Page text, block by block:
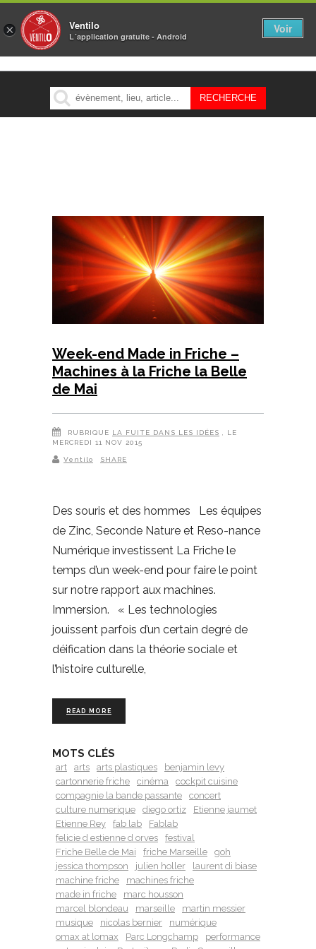
MENU
Week-end Made in Friche –
Machines à la Friche la Belle
de Mai
RUBRIQUE LA FUITE DANS LES IDÉES
, LE
MERCREDI 11 NOV 2015
Ventilo SHARE
Des souris et des hommes Les équipes
de Zinc, Seconde Nature et Reso-nance
Numérique investissent La Friche le
temps d’un week-end pour faire le point
sur notre rapport aux machines.
Immersion. « Les technologies
jouissent parfois d’un certain degré de
déification dans la théorie sociale et
l’histoire culturelle,
READ MORE
MOTS CLÉS
art arts arts plastiques
benjamin levy
cartonnerie friche
cinéma
cockpit cuisine
compagnie la bande passante
concert
culture numerique
diego ortiz
Etienne jaumet
Etienne Rey
fab lab
Fablab
felicie d estienne d orves
festival
Friche Belle de Mai
friche Marseille
goh
jessica thompson
julien holler
laurent di biase
machine friche
machines friche
made in friche
marc housson
marcel blondeau
marseille
martin messier
musique
nicolas bernier
numérique
omax at lomax
Parc Longchamp
performance
× Ventilo
L´application gratuite - Android
Voir